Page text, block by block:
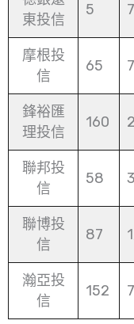
東投信
5
摩根投
信
65
鋒裕匯
理投信
160
聯邦投
信
58
聯博投
信
87
瀚亞投
信
152